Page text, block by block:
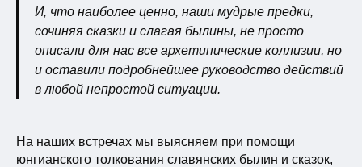
И, что наиболее ценно, наши мудрые предки,
сочиняя сказки и слагая былины, не просто
описали для нас все архетипические коллизии, но
и оставили подробнейшее руководство действий
в любой непростой ситуации.
На наших встречах мы выясняем при помощи
юнгианского толкования славянских былин и сказок,